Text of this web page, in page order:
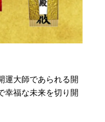
運大師であられる開
幸福な未来を切り開